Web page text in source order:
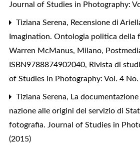
Journal of Studies in Photography:
Tiziana Serena, Recensione di
Imagination. Ontologia politica della
Warren McManus, Milano,
ISBN9788874902040, Rivista di
of Studies in Photography: Vol. 4 No.
Tiziana Serena, La
nazione alle origini del servizio di
fotografia. Journal of Studies in
(2015)